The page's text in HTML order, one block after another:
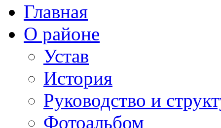
Главная
О районе
Устав
История
Руководство и
Фотоальбом